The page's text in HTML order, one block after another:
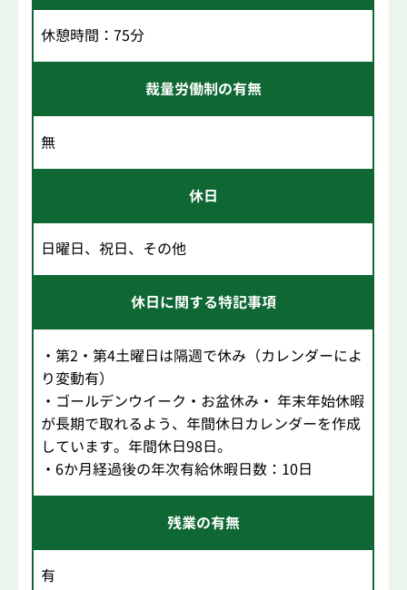
休憩時間：75分
裁量労働制の有無
無
休日
日曜日、祝日、その他
休日に関する特記事項
・第2・第4土曜日は隔週で休み（カレンダーによ
り変動有）
・ゴールデンウイーク・お盆休み・ 年末年始休暇
が長期で取れるよう、年間休日カレンダーを作成
しています。年間休日98日。
・6か月経過後の年次有給休暇日数：10日
残業の有無
有